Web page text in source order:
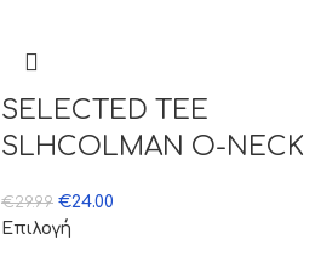
SELECTED TEE
SLHCOLMAN O-NECK
€29.99 €24.00
Επιλογή